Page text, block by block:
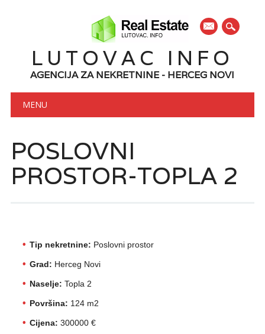
mail
LUTOVAC INFO
AGENCIJA ZA NEKRETNINE - HERCEG NOVI
Main menu
MENU
POSLOVNI
PROSTOR-TOPLA 2
Tip nekretnine: Poslovni prostor
Grad: Herceg Novi
Naselje: Topla 2
Površina: 124 m2
Cijena: 300000 €